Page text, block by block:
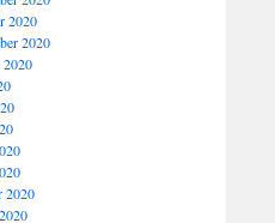
2020
2020
2020